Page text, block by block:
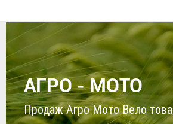
АГРО - МОТО
Продаж Агро Мото Вело